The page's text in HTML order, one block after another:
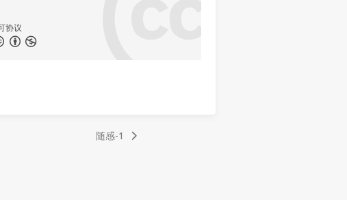
协议
随感-1